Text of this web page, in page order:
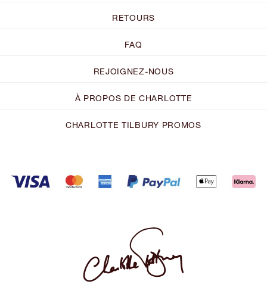
RETOURS
FAQ
REJOIGNEZ-NOUS
À PROPOS DE CHARLOTTE
CHARLOTTE TILBURY PROMOS